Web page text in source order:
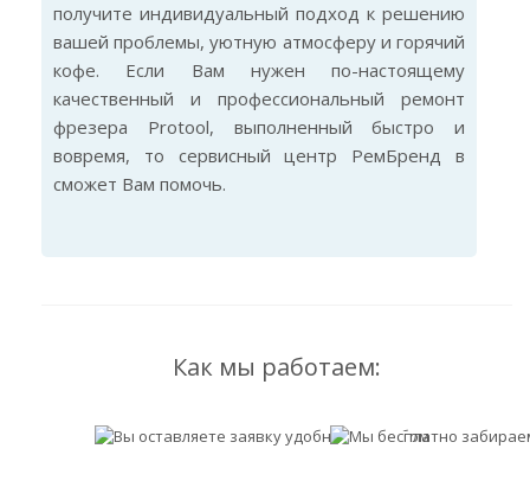
получите индивидуальный подход к решению
вашей проблемы, уютную атмосферу и горячий
кофе. Если Вам нужен по-настоящему
качественный и профессиональный ремонт
фрезера Protool, выполненный быстро и
вовремя, то сервисный центр РемБренд в
сможет Вам помочь.
Как мы работаем: